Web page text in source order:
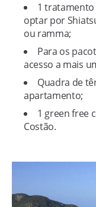
1 tratamento
optar por
ou ramma;
Para os
acesso a mais
Quadra de
apartamento;
1 green free
Costão.